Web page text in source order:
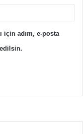
için adım, e-posta